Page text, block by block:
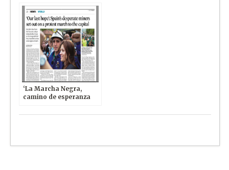
‘La Marcha Negra,
camino de esperanza
Observer UK